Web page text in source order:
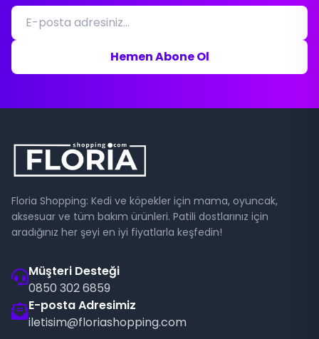
Hemen Abone Ol
Floria Shopping: Kedi ve köpekler için mama, oyuncak,
aksesuar ve tüm bakım ürünleri. Patili dostlarınız için
aradığınız her şeyi en iyi fiyatlarla keşfedin!
Müşteri Desteği
0850 302 6859
E-posta Adresimiz
iletisim@floriashopping.com